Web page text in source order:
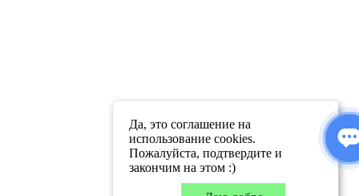
Да, это соглашение на
использование cookies.
Пожалуйста, подтвердите и
закончим на этом :)